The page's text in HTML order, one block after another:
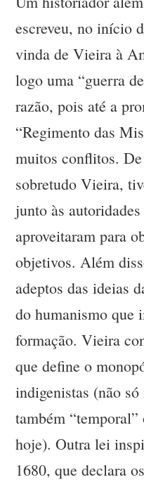
escreveu, no início
vinda de Vieira à
logo uma “guerra
razão, pois até a
“Regimento das
muitos conflitos.
sobretudo Vieira,
junto às
aproveitaram para
objetivos. Além
adeptos das ideias
do humanismo que
formação. Vieira
que define o
indigenistas (não
também
hoje). Outra lei
1680, que declara